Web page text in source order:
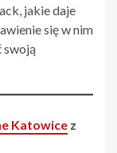
jakie daje
się w nim
swoją
Katowicez